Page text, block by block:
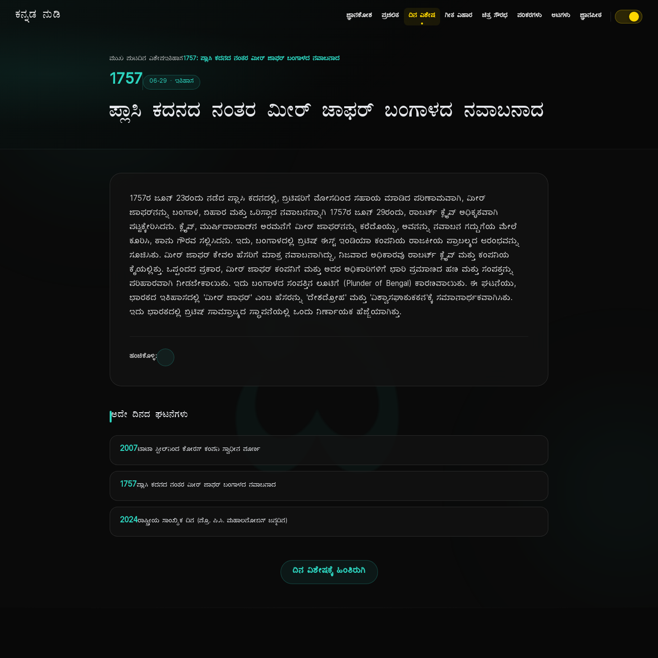
ಕನ್ನಡ ನುಡಿ ಜ್ಞಾನಕೋಶ ಪ್ರಚಲಿತ ದಿನ ವಿಶೇಷ ಗೀತ ವಿಹಾರ ಚಿತ್ರ ಸೌರಭ ಪರಿಕರಗಳು ಆಟಗಳು ಜ್ಞಾನಪೀಠ
ದಿ
ಮುಖ ಪುಟದಿನ ವಿಶೇಷಇತಿಹಾಸ1757: ಪ್ಲಾಸಿ ಕದನದ ನಂತರ ಮೀರ್ ಜಾಫರ್ ಬಂಗಾಳದ ನವಾಬನಾದ
1757 06-29 · ಇತಿಹಾಸ
ಪ್ಲಾಸಿ ಕದನದ ನಂತರ ಮೀರ್ ಜಾಫರ್ ಬಂಗಾಳದ ನವಾಬನಾದ
1757ರ ಜೂನ್ 23ರಂದು ನಡೆದ ಪ್ಲಾಸಿ ಕದನದಲ್ಲಿ, ಬ್ರಿಟಿಷರಿಗೆ ಮೋಸದಿಂದ ಸಹಾಯ ಮಾಡಿದ ಪರಿಣಾಮವಾಗಿ, ಮೀರ್
ಜಾಫರ್‌ನನ್ನು ಬಂಗಾಳ, ಬಿಹಾರ ಮತ್ತು ಒರಿಸ್ಸಾದ ನವಾಬನನ್ನಾಗಿ 1757ರ ಜೂನ್ 29ರಂದು, ರಾಬರ್ಟ್ ಕ್ಲೈವ್ ಅಧಿಕೃತವಾಗಿ
ಪಟ್ಟಕ್ಕೇರಿಸಿದನು. ಕ್ಲೈವ್, ಮುರ್ಷಿದಾಬಾದ್‌ನ ಅರಮನೆಗೆ ಮೀರ್ ಜಾಫರ್‌ನನ್ನು ಕರೆದೊಯ್ದು, ಅವನನ್ನು ನವಾಬನ ಗದ್ದುಗೆಯ ಮೇಲೆ
ಕೂರಿಸಿ, ತಾನು ಗೌರವ ಸಲ್ಲಿಸಿದನು. ಇದು, ಬಂಗಾಳದಲ್ಲಿ ಬ್ರಿಟಿಷ್ ಈಸ್ಟ್ ಇಂಡಿಯಾ ಕಂಪನಿಯ ರಾಜಕೀಯ ಪ್ರಾಬಲ್ಯದ ಆರಂಭವನ್ನು
ಸೂಚಿಸಿತು. ಮೀರ್ ಜಾಫರ್ ಕೇವಲ ಹೆಸರಿಗೆ ಮಾತ್ರ ನವಾಬನಾಗಿದ್ದು, ನಿಜವಾದ ಅಧಿಕಾರವು ರಾಬರ್ಟ್ ಕ್ಲೈವ್ ಮತ್ತು ಕಂಪನಿಯ
ಕೈಯಲ್ಲಿತ್ತು. ಒಪ್ಪಂದದ ಪ್ರಕಾರ, ಮೀರ್ ಜಾಫರ್ ಕಂಪನಿಗೆ ಮತ್ತು ಅದರ ಅಧಿಕಾರಿಗಳಿಗೆ ಭಾರಿ ಪ್ರಮಾಣದ ಹಣ ಮತ್ತು ಸಂಪತ್ತನ್ನು
ಪರಿಹಾರವಾಗಿ ನೀಡಬೇಕಾಯಿತು. ಇದು ಬಂಗಾಳದ ಸಂಪತ್ತಿನ ಲೂಟಿಗೆ (Plunder of Bengal) ಕಾರಣವಾಯಿತು. ಈ ಘಟನೆಯು,
ಭಾರತದ ಇತಿಹಾಸದಲ್ಲಿ 'ಮೀರ್ ಜಾಫರ್' ಎಂಬ ಹೆಸರನ್ನು 'ದೇಶದ್ರೋಹ' ಮತ್ತು 'ವಿಶ್ವಾಸಘಾತುಕತನ'ಕ್ಕೆ ಸಮಾನಾರ್ಥಕವಾಗಿಸಿತು.
ಇದು ಭಾರತದಲ್ಲಿ ಬ್ರಿಟಿಷ್ ಸಾಮ್ರಾಜ್ಯದ ಸ್ಥಾಪನೆಯಲ್ಲಿ ಒಂದು ನಿರ್ಣಾಯಕ ಹೆಜ್ಜೆಯಾಗಿತ್ತು.
ಹಂಚಿಕೊಳ್ಳಿ:
ಅದೇ ದಿನದ ಘಟನೆಗಳು
2007ಟಾಟಾ ಸ್ಟೀಲ್‌ನಿಂದ ಕೋರಸ್ ಕಂಪನಿ ಸ್ವಾಧೀನ ಪೂರ್ಣ
1757ಪ್ಲಾಸಿ ಕದನದ ನಂತರ ಮೀರ್ ಜಾಫರ್ ಬಂಗಾಳದ ನವಾಬನಾದ
2024ರಾಷ್ಟ್ರೀಯ ಸಾಂಖ್ಯಿಕ ದಿನ (ಪ್ರೊ. ಪಿ.ಸಿ. ಮಹಾಲನೋಬಿಸ್ ಜನ್ಮದಿನ)
ದಿನ ವಿಶೇಷಕ್ಕೆ ಹಿಂತಿರುಗಿ